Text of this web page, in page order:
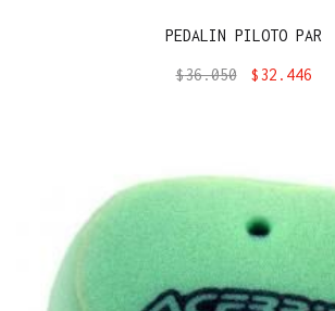
PEDALIN PILOTO PAR
$36.050 $32.446